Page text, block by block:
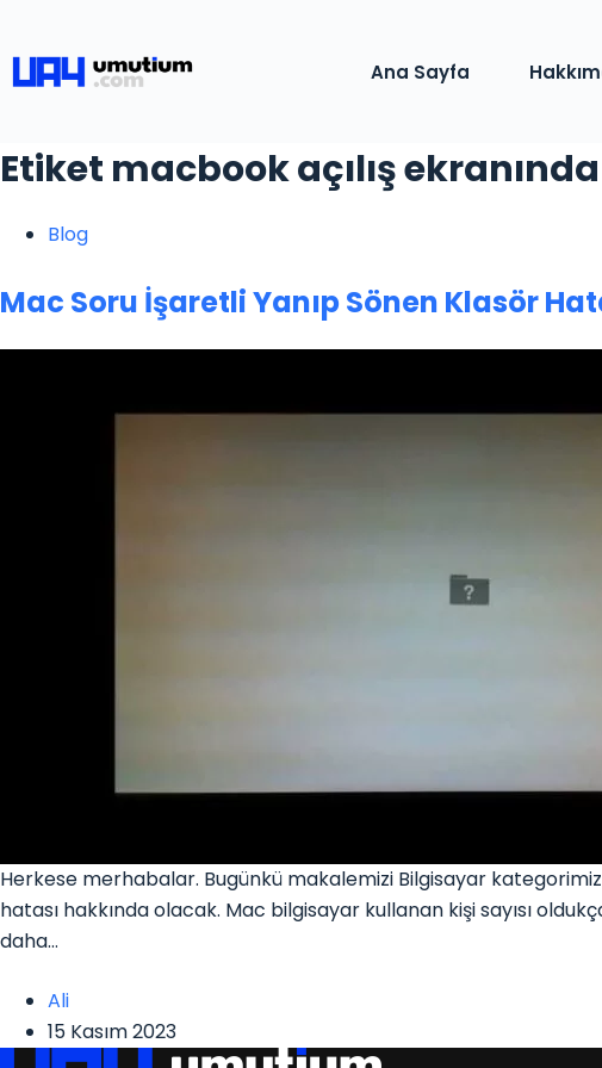
Ana Sayfa
Etiket macbook açılış
Blog
Mac Soru İşaretli Yanıp Sönen Klasör
Herkese merhabalar. Bugünkü makalemizi Bilgisayar
hatası hakkında olacak. Mac bilgisayar kullanan kişi sayısı
daha…
Ali
15 Kasım 2023